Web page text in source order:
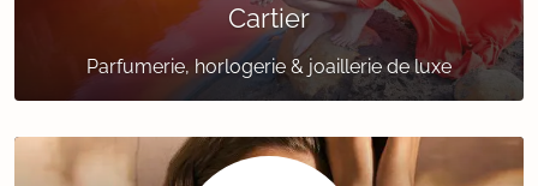
Cartier
Parfumerie, horlogerie & joaillerie de luxe